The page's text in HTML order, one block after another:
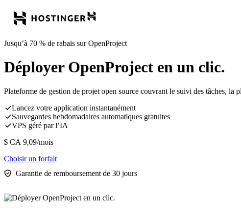
Jusqu’à 70 % de rabais sur OpenProject
Déployer OpenProject en un clic.
Plateforme de gestion de projet open source couvrant le suivi des tâches,
Lancez votre application instantanément
Sauvegardes hebdomadaires automatiques gratuites
VPS géré par l’IA
$ CA 9,09/mois
Choisir un forfait
Garantie de remboursement de 30 jours